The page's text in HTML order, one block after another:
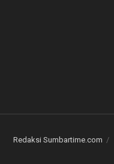
Redaksi Sumbartime.com